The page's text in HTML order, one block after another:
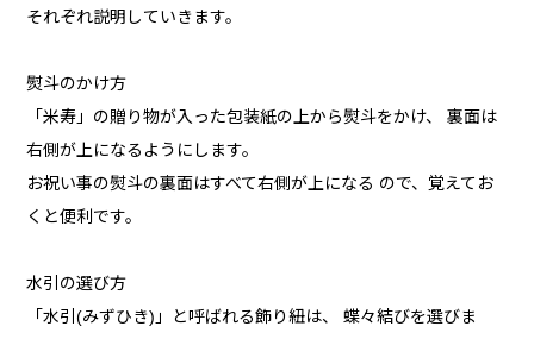
それぞれ説明していきます。
熨斗のかけ方
「米寿」の贈り物が入った包装紙の上から熨斗をかけ、 裏面は
右側が上になるようにします。
お祝い事の熨斗の裏面はすべて右側が上になる ので、覚えてお
くと便利です。
水引の選び方
「水引(みずひき)」と呼ばれる飾り紐は、 蝶々結びを選びま